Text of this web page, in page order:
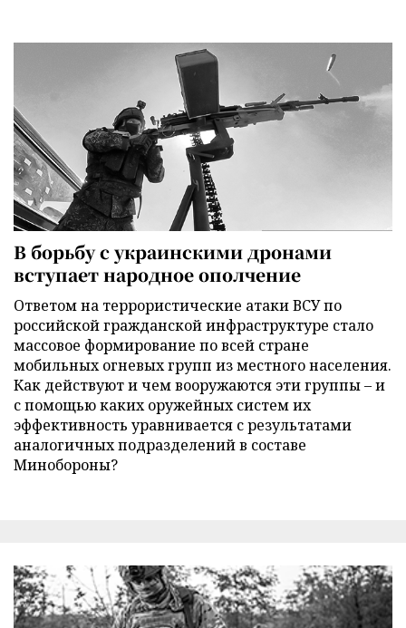
В борьбу с украинскими дронами
вступает народное ополчение
Ответом на террористические атаки ВСУ по
российской гражданской инфраструктуре стало
массовое формирование по всей стране
мобильных огневых групп из местного населения.
Как действуют и чем вооружаются эти группы – и
с помощью каких оружейных систем их
эффективность уравнивается с результатами
аналогичных подразделений в составе
Минобороны?